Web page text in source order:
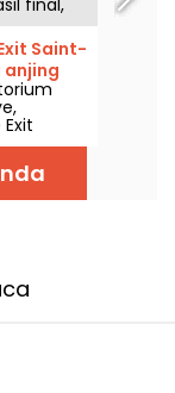
final,
jadwal
Saint-
anjing
gila
versi